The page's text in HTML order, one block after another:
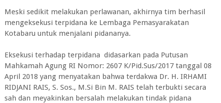
Meski sedikit melakukan perlawanan, akhirnya tim berhasil
mengeksekusi terpidana ke Lembaga Pemasyarakatan
Kotabaru untuk menjalani pidananya.
Eksekusi terhadap terpidana didasarkan pada Putusan
Mahkamah Agung RI Nomor: 2607 K/Pid.Sus/2017 tanggal 08
April 2018 yang menyatakan bahwa terdakwa Dr. H. IRHAMI
RIDJANI RAIS, S. Sos., M.Si Bin M. RAIS telah terbukti secara
sah dan meyakinkan bersalah melakukan tindak pidana